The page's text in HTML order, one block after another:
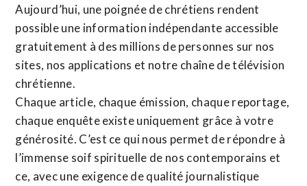
Aujourd’hui, une poignée de chrétiens rendent
possible une information indépendante accessible
gratuitement à des millions de personnes sur nos
sites, nos applications et notre chaîne de télévision
chrétienne.
Chaque article, chaque émission, chaque reportage,
chaque enquête existe uniquement grâce à votre
générosité. C’est ce qui nous permet de répondre à
l’immense soif spirituelle de nos contemporains et
ce, avec une exigence de qualité journalistique